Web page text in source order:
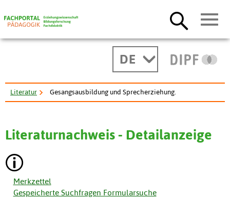
DE
Literatur Gesangsausbildung und Sprecherziehung.
Literaturnachweis - Detailanzeige
Merkzettel
Gespeicherte Suchfragen Formularsuche